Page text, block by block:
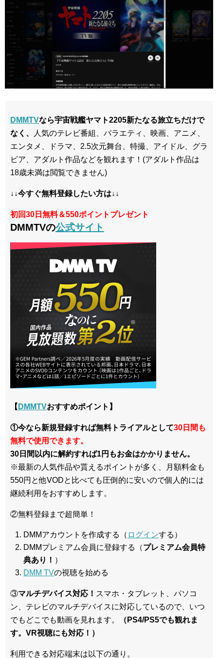
DMMTVなら宇宙戦艦ヤマト2205新たなる旅立ちだけで
なく、
人気のテレビ番組、バラエティ、映画、アニメ、
エンタメ、ドラマ、2.5次元舞台、特撮、アイドル、グラ
ビア、アダルト作品などを観れます！(アダルト作品は
18歳未満は閲覧できません)
↓↓今すぐ無料登録したい方は↓↓
初回30日無料＆550ポイントプレゼント
DMMTVの公式サイト
【 DMMTVおすすめポイント】
①今なら新規登録すれば無料トライアルとして30日間も
無料で使用できます。
30日間以内に解約すれば1円もお金はかかりません。
※最新の人気作品や貰えるポイントが多く、月額料金も
550円と他VODと比べても圧倒的に安いので個人的には
継続利用をおすすめします。
②無料登録まで超簡単！
DMMアカウントを作成する（ ログインする）
DMMプレミアム会員に登録する（プレミアム会員特
典あり！ ）
DMM TVの視聴を始める
③マルチデバイス対応！ スマホ・タブレット、パソコ
ン、テレビのマルチデバイスに対応しているので、いつ
でもどこでも動画を見れます。
（PS4/PS5でも観れま
す。VR視聴にも対応！）
利用できる対応端末は以下の通り。